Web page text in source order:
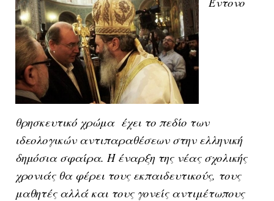
θρησκευτικό χρώμα έχει το πεδίο των
ιδεολογικών αντιπαραθέσεων στην ελληνική
δημόσια σφαίρα. Η έναρξη της νέας σχολικής
χρονιάς θα φέρει τους εκπαιδευτικούς, τους
μαθητές αλλά και τους γονείς αντιμέτωπους